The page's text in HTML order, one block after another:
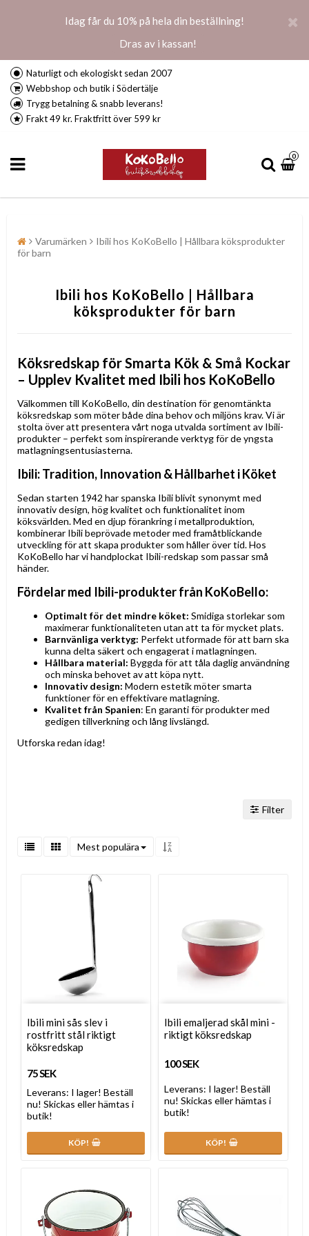
Idag får du 10% på hela din beställning!
Dras av i kassan!
Naturligt och ekologiskt sedan 2007
Webbshop och butik i Södertälje
Trygg betalning & snabb leverans!
Frakt 49 kr. Fraktfritt över 599 kr
0
Varumärken
Ibili hos KoKoBello | Hållbara köksprodukter
för barn
Ibili hos KoKoBello | Hållbara
köksprodukter för barn
Köksredskap för Smarta Kök & Små Kockar
– Upplev Kvalitet med Ibili hos KoKoBello
Välkommen till KoKoBello, din destination för genomtänkta
köksredskap som möter både dina behov och miljöns krav. Vi är
stolta över att presentera vårt noga utvalda sortiment av Ibili-
produkter – perfekt som inspirerande verktyg för de yngsta
matlagningsentusiasterna.
Ibili: Tradition, Innovation & Hållbarhet i Köket
Sedan starten 1942 har spanska Ibili blivit synonymt med
innovativ design, hög kvalitet och funktionalitet inom
köksvärlden. Med en djup förankring i metallproduktion,
kombinerar Ibili beprövade metoder med framåtblickande
utveckling för att skapa produkter som håller över tid. Hos
KoKoBello har vi handplockat Ibili-redskap som passar små
händer.
Fördelar med Ibili-produkter från KoKoBello:
Optimalt för det mindre köket: Smidiga storlekar som
maximerar funktionaliteten utan att ta för mycket plats.
Barnvänliga verktyg: Perfekt utformade för att barn ska
kunna delta säkert och engagerat i matlagningen.
Hållbara material: Byggda för att tåla daglig användning
och minska behovet av att köpa nytt.
Innovativ design: Modern estetik möter smarta
funktioner för en effektivare matlagning.
Kvalitet från Spanien: En garanti för produkter med
gedigen tillverkning och lång livslängd.
Utforska redan idag!
Filter
Mest populära
Ibili mini sås slev i
rostfritt stål riktigt
köksredskap
75 SEK
Leverans: I lager! Beställ
nu! Skickas eller hämtas i
butik!
KÖP!
Ibili emaljerad skål mini -
riktigt köksredskap
100 SEK
Leverans: I lager! Beställ
nu! Skickas eller hämtas i
butik!
KÖP!